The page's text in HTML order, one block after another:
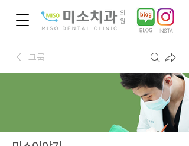
그룹